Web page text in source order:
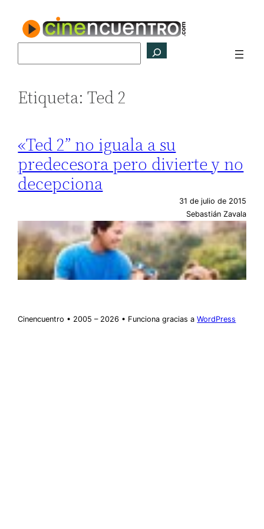
contenido
Etiqueta:Ted 2
«Ted 2” no iguala a su
predecesora pero divierte y no
decepciona
31 de julio de 2015
Sebastián Zavala
Cinencuentro • 2005 – 2026 • Funciona gracias aWordPress